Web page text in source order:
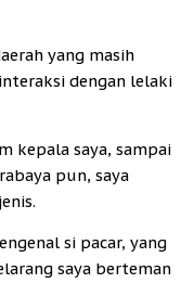
yang masih
dengan lelaki
kepala saya, sampai
pun, saya
si pacar, yang
saya berteman